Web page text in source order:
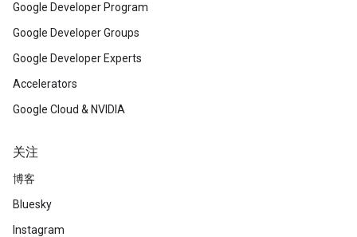
Google Developer Program
Google Developer Groups
Google Developer Experts
Accelerators
Google Cloud & NVIDIA
关注
博客
Bluesky
Instagram